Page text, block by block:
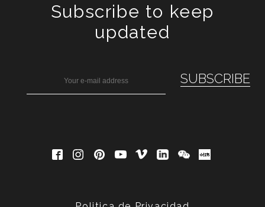
Subscribe to keep
updated